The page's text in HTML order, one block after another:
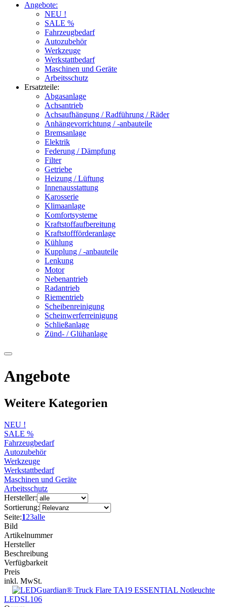
Angebote:
NEU !
SALE %
Fahrzeugbedarf
Autozubehör
Werkzeuge
Werkstattbedarf
Maschinen und Geräte
Arbeitsschutz
Ersatzteile:
Abgasanlage
Achsantrieb
Achsaufhängung / Radführung / Räder
Anhängevorrichtung / -anbauteile
Bremsanlage
Elektrik
Federung / Dämpfung
Filter
Getriebe
Heizung / Lüftung
Innenausstattung
Karosserie
Klimaanlage
Komfortsysteme
Kraftstoffaufbereitung
Kraftstoffförderanlage
Kühlung
Kupplung / -anbauteile
Lenkung
Motor
Nebenantrieb
Radantrieb
Riementrieb
Scheibenreinigung
Scheinwerferreinigung
Schließanlage
Zünd- / Glühanlage
Angebote
Weitere Kategorien
NEU !
SALE %
Fahrzeugbedarf
Autozubehör
Werkzeuge
Werkstattbedarf
Maschinen und Geräte
Arbeitsschutz
Hersteller:
Sortierung:
Seite:123alle
Bild
Artikelnummer
Hersteller
Beschreibung
Verfügbarkeit
Preis
inkl. MwSt.
LEDSL106